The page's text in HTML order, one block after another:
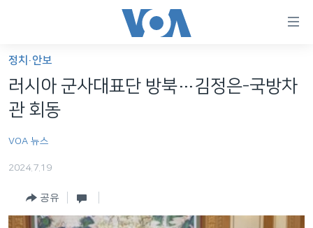
가
능
링
인
츠
세계
라디오
프로그램
주파수 안내
정치·안보
러시아 군사대표단 방북…김정은-국방차
관 회동
VOA 뉴스
2024.7.19
공유